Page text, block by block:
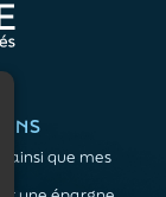
ainsi que mes